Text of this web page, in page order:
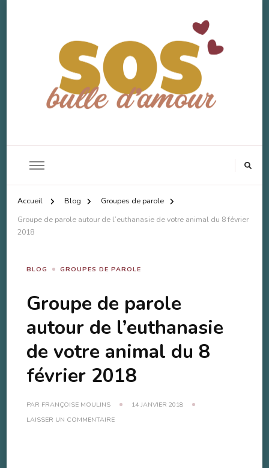
SOS Bulle d'Amour
Accueil Blog
Groupes de parole
Groupe de parole autour de l’euthanasie de votre animal du 8 février
2018
BLOG GROUPES DE PAROLE
Groupe de parole
autour de l’euthanasie
de votre animal du 8
février 2018
PAR FRANÇOISE MOULINS
14 JANVIER 2018
LAISSER UN COMMENTAIRESUR